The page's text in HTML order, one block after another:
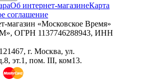
Об интернет-магазинеКарта
соглашение
магазин «Московское Время»
ОГРН 1137746288943, ИНН
г. Москва, ул.
эт.1, пом. III, ком13.